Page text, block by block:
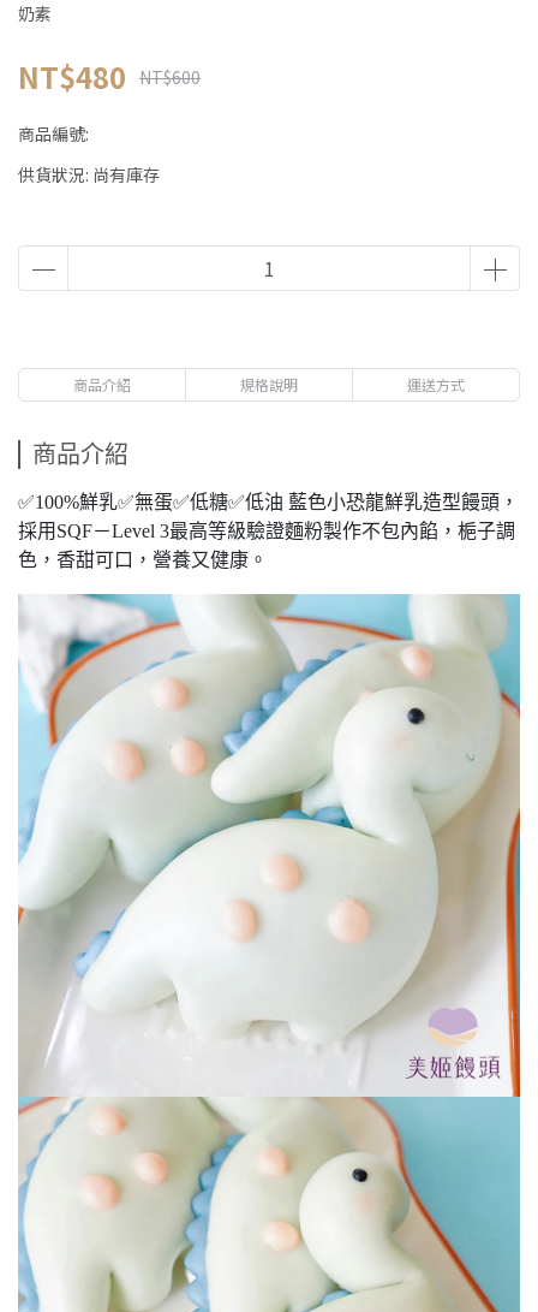
奶素
NT$480 NT$600
商品編號:
供貨狀況: 尚有庫存
商品介紹 規格說明 運送方式
商品介紹
✅100%鮮乳✅無蛋✅低糖✅低油 藍色小恐龍鮮乳造型饅頭，
採用SQF－Level 3最高等級驗證麵粉製作不包內餡，梔子調
色，香甜可口，營養又健康。